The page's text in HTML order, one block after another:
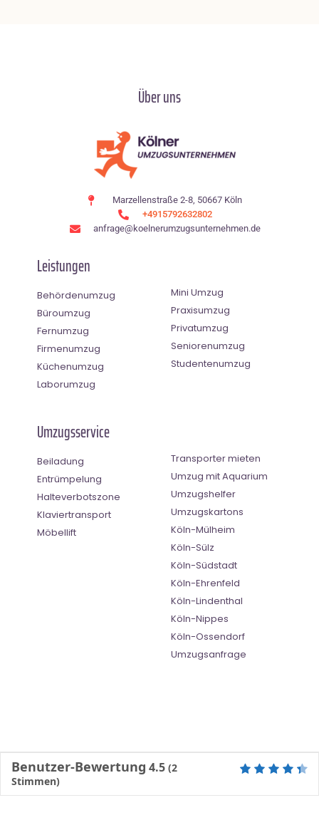
Über uns
Marzellenstraße 2-8, 50667 Köln
+4915792632802
anfrage@koelnerumzugsunternehmen.de
Leistungen
Behördenumzug
Büroumzug
Fernumzug
Firmenumzug
Küchenumzug
Laborumzug
Mini Umzug
Praxisumzug
Privatumzug
Seniorenumzug
Studentenumzug
Umzugsservice
Beiladung
Entrümpelung
Halteverbotszone
Klaviertransport
Möbellift
Transporter mieten
Umzug mit Aquarium
Umzugshelfer
Umzugskartons
Köln-Mülheim
Köln-Sülz
Köln-Südstadt
Köln-Ehrenfeld
Köln-Lindenthal
Köln-Nippes
Köln-Ossendorf
Umzugsanfrage
Benutzer-Bewertung 4.5 (2
Stimmen)